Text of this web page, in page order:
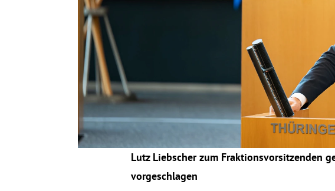
Lutz Liebscher zum Fraktionsvorsitzenden
vorgeschlagen